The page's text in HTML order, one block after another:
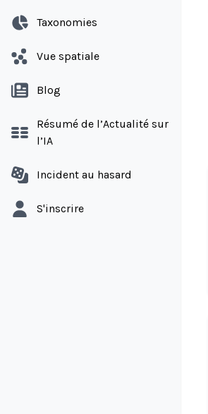
Taxonomies
Vue spatiale
Blog
Résumé de l’Actualité sur
l’IA
Incident au hasard
S'inscrire